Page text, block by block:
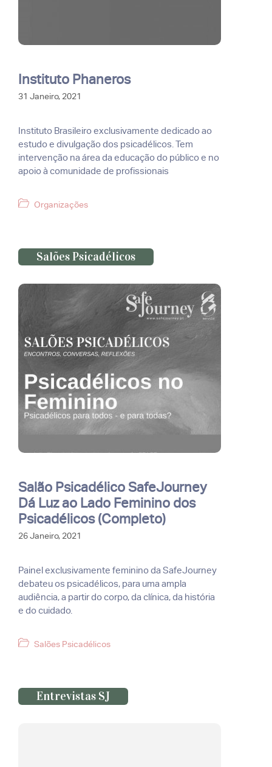
Instituto Phaneros
31 Janeiro, 2021
Instituto Brasileiro exclusivamente dedicado ao
estudo e divulgação dos psicadélicos. Tem
intervenção na área da educação do público e no
apoio à comunidade de profissionais
Categorias
Organizações
Salões Psicadélicos
Salão Psicadélico SafeJourney
Dá Luz ao Lado Feminino dos
Psicadélicos (Completo)
26 Janeiro, 2021
Painel exclusivamente feminino da SafeJourney
debateu os psicadélicos, para uma ampla
audiência, a partir do corpo, da clínica, da história
e do cuidado.
Categorias
Salões Psicadélicos
Entrevistas SJ